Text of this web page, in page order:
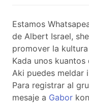
Estamos
de Albert Israel,
promover la
Kada unos kuantos
Aki puedes meldar
Para registrar al
mesaje a Gabor